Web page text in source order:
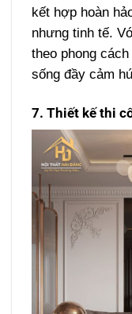
kết hợp hoàn
nhưng tinh tế.
theo phong
sống đầy cảm
7. Thiết kế thi